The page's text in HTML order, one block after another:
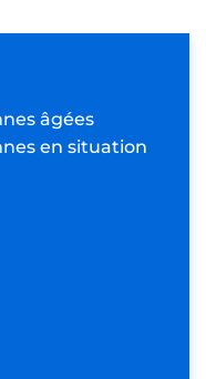
âgées
en situation